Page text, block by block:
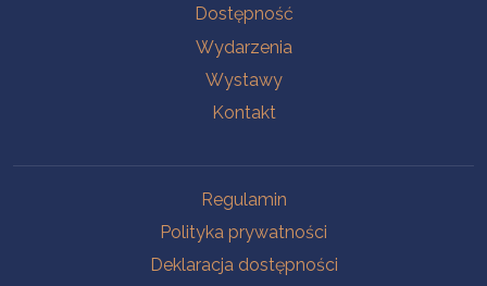
Dostępność
Wydarzenia
Wystawy
Kontakt
Regulamin
Polityka prywatności
Deklaracja dostępności